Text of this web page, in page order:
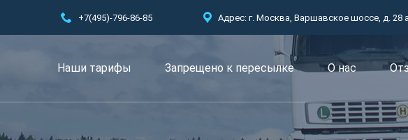
+7(495)-796-86-85 Адрес: г. Москва, Варшавское шоссе, д. 28
Наши тарифы Запрещено к пересылкe О нас